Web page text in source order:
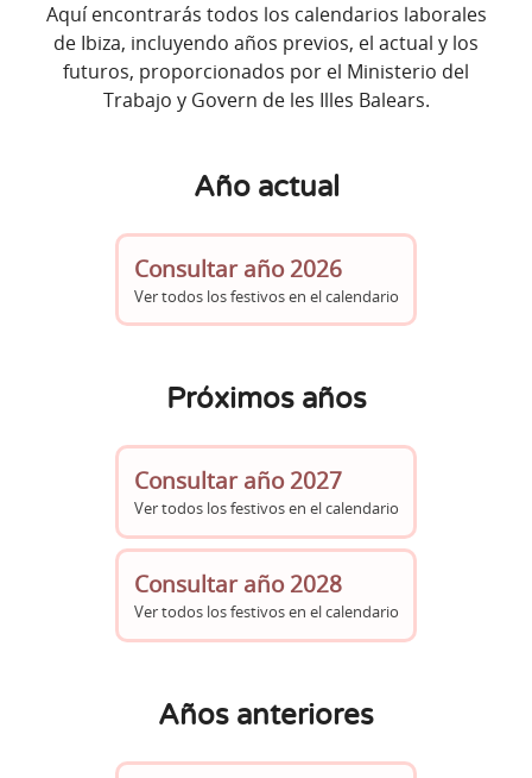
Aquí encontrarás todos los calendarios laborales
de Ibiza, incluyendo años previos, el actual y los
futuros, proporcionados por el Ministerio del
Trabajo y Govern de les Illes Balears.
Año actual
Consultar año 2026
Ver todos los festivos en el calendario
Próximos años
Consultar año 2027
Ver todos los festivos en el calendario
Consultar año 2028
Ver todos los festivos en el calendario
Años anteriores